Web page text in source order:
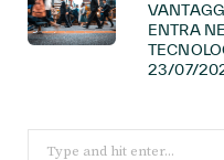
ENTRA
23/07/